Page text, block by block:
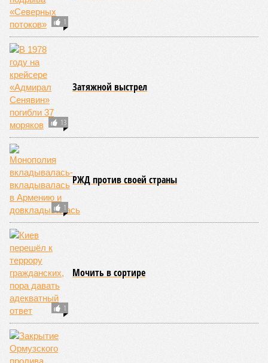
1
13
Затяжной выстрел
1
РЖД против своей страны
1
Мочить в сортире